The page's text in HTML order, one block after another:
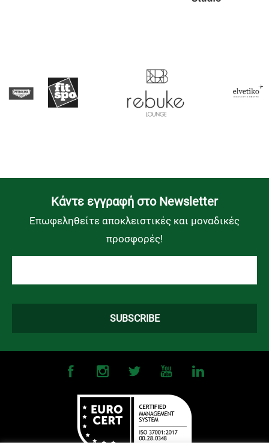
Kάντε εγγραφή στο Newsletter
Επωφεληθείτε αποκλειστικές και μοναδικές
προσφορές!